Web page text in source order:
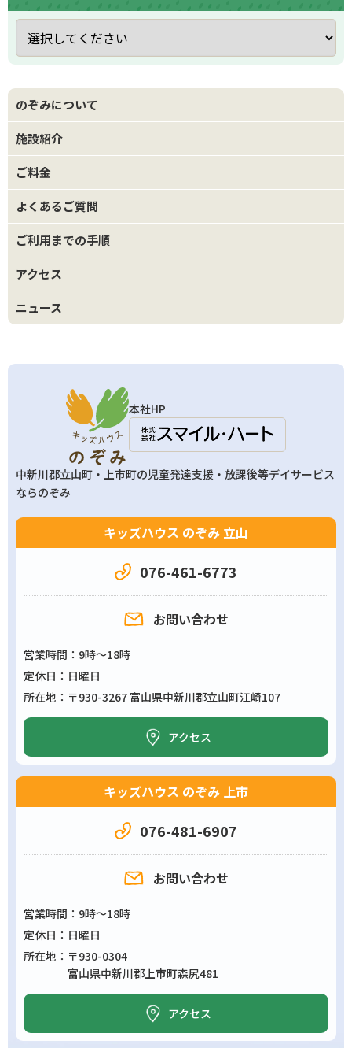
のぞみについて
施設紹介
ご料金
よくあるご質問
ご利用までの手順
アクセス
ニュース
本社HP
中新川郡立山町・上市町の児童発達支援・放課後等デイサービス
ならのぞみ
キッズハウス のぞみ 立山
076-461-6773
お問い合わせ
営業時間
9時～18時
定休日
日曜日
所在地
〒930-3267 富山県中新川郡立山町江崎107
アクセス
キッズハウス のぞみ 上市
076-481-6907
お問い合わせ
営業時間
9時～18時
定休日
日曜日
所在地
〒930-0304
富山県中新川郡上市町森尻481
アクセス